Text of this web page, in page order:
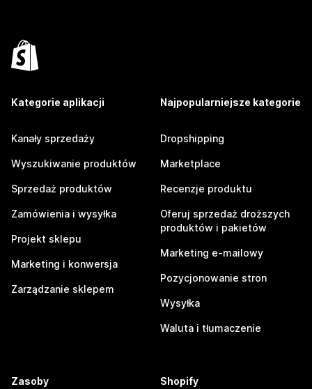
Kategorie aplikacji
Kanały sprzedaży
Wyszukiwanie produktów
Sprzedaż produktów
Zamówienia i wysyłka
Projekt sklepu
Marketing i konwersja
Zarządzanie sklepem
Najpopularniejsze kategorie
Dropshipping
Marketplace
Recenzje produktu
Oferuj sprzedaż droższych
produktów i pakietów
Marketing e-mailowy
Pozycjonowanie stron
Wysyłka
Waluta i tłumaczenie
Zasoby Shopify